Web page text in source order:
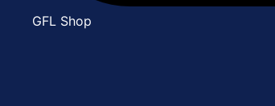
GFL Shop